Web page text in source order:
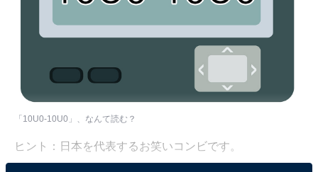
「10U0-10U0」、なんて読む？
ヒント：日本を代表するお笑いコンビです。